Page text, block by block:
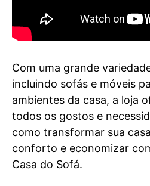
Com uma grande
incluindo sofás e móveis
ambientes da casa, a loja
todos os gostos e
como transformar sua
conforto e economizar
Casa do Sofá.